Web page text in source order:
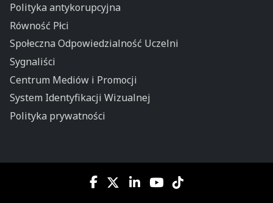
Polityka antykorupcyjna
Równość Płci
Społeczna Odpowiedzialność Uczelni
Sygnaliści
Centrum Mediów i Promocji
System Identyfikacji Wizualnej
Polityka prywatności